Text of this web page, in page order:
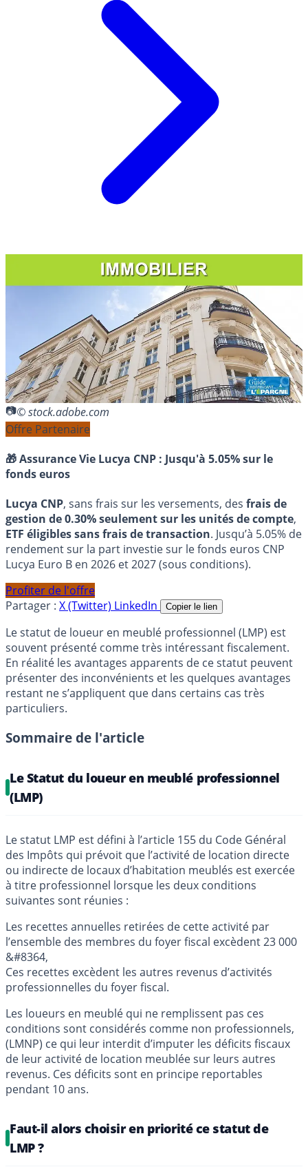
© stock.adobe.com
Offre Partenaire
🎁 Assurance Vie Lucya CNP : Jusqu'à 5.05% sur le
fonds euros
Lucya CNP, sans frais sur les versements, des frais de
gestion de 0.30% seulement sur les unités de compte,
ETF éligibles sans frais de transaction. Jusqu’à 5.05% de
rendement sur la part investie sur le fonds euros CNP
Lucya Euro B en 2026 et 2027 (sous conditions).
Profiter de l'offre
Partager : X (Twitter) LinkedIn Copier le lien
Le statut de loueur en meublé professionnel (LMP) est
souvent présenté comme très intéressant fiscalement.
En réalité les avantages apparents de ce statut peuvent
présenter des inconvénients et les quelques avantages
restant ne s’appliquent que dans certains cas très
particuliers.
Sommaire de l'article
Le Statut du loueur en meublé professionnel
(LMP)
Le statut LMP est défini à l’article 155 du Code Général
des Impôts qui prévoit que l’activité de location directe
ou indirecte de locaux d’habitation meublés est exercée
à titre professionnel lorsque les deux conditions
suivantes sont réunies :
Les recettes annuelles retirées de cette activité par
l’ensemble des membres du foyer fiscal excèdent 23 000
&#8364,
Ces recettes excèdent les autres revenus d’activités
professionnelles du foyer fiscal.
Les loueurs en meublé qui ne remplissent pas ces
conditions sont considérés comme non professionnels,
(LMNP) ce qui leur interdit d’imputer les déficits fiscaux
de leur activité de location meublée sur leurs autres
revenus. Ces déficits sont en principe reportables
pendant 10 ans.
Faut-il alors choisir en priorité ce statut de
LMP ?